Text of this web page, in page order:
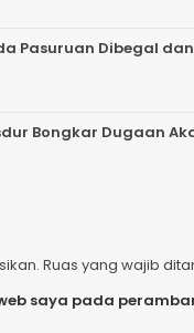
Pasuruan Dibegal
Bongkar Dugaan
Ruas yang wajib
saya pada